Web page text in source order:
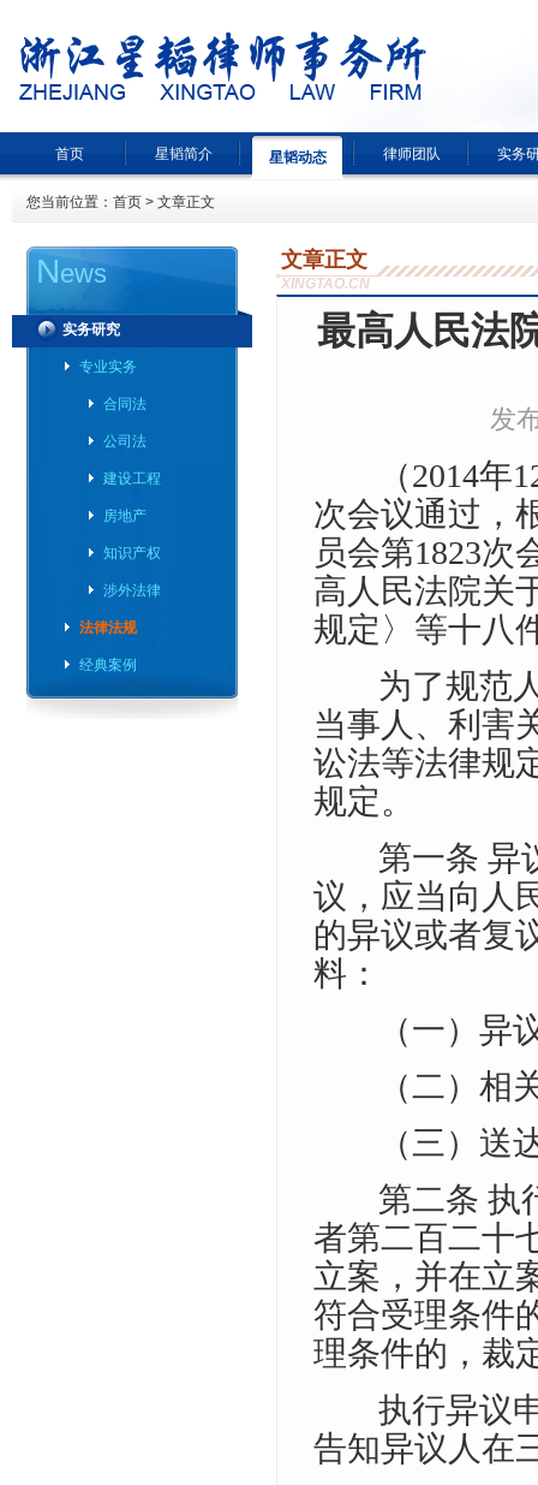
首页 星韬简介 星韬动态 律师团队 实务
您当前位置： 首页 > 文章正文
News
实务研究
专业实务
合同法
公司法
建设工程
房地产
知识产权
涉外法律
法律法规
经典案例
文章正文
XINGTAO.CN
最高人民法
发
（2014
次会议通过，
员会第1823次
高人民法院关
规定〉等十八
为了规范
当事人、利害
讼法等法律规
规定。
第一条 异
议，应当向人
的异议或者复
料：
（一）异
（二）相
（三）送
第二条 执
者第二百二十
立案，并在立
符合受理条件
理条件的，裁
执行异议
告知异议人在